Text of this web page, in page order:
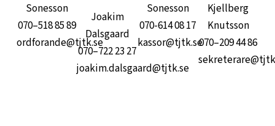
Sonesson
070–518 85 89
ordforande@tjtk.se
Joakim
Dalsgaard
070–722 23 27
joakim.dalsgaard@tjtk.se
Sonesson
070-614 08 17
kassor@tjtk.se
Kjellberg
Knutsson
070–209 44 86